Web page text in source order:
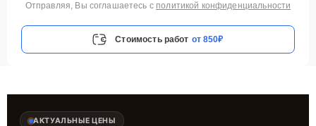
Отправляя, Вы соглашаетесь с политикой конфиденциальности
Стоимость работ от 850₽
АКТУАЛЬНЫЕ ЦЕНЫ